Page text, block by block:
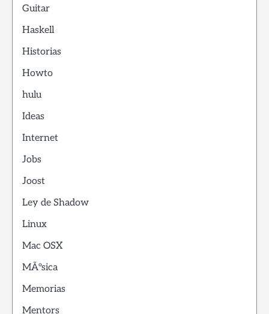
Guitar
Haskell
Historias
Howto
hulu
Ideas
Internet
Jobs
Joost
Ley de Shadow
Linux
Mac OSX
MÃºsica
Memorias
Mentors